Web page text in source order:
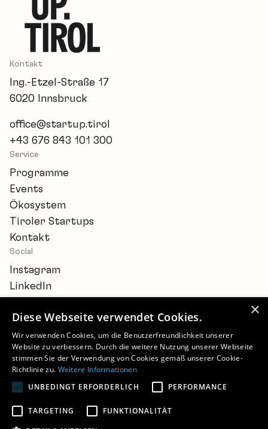
Kontakt
Ing.-Etzel-Straße 17
6020 Innsbruck
office@startup.tirol
+43 676 843 101 300
Service
Programme
Events
Ökosystem
Tiroler Startups
Kontakt
Social
Instagram
LinkedIn
©2026 - STARTUP.TIROL
Newsletter
Barrierefreiheitserklärung
Impressum
×
Diese Webseite verwendet Cookies.
Wir verwenden Cookies, um die Benutzerfreundlichkeit unserer
Website zu verbessern. Durch die weitere Nutzung unserer Webseite
stimmen Sie der Verwendung von Cookies gemäß unserer Cookie-
Richtlinie zu. Weitere Informationen
UNBEDINGT ERFORDERLICH
PERFORMANCE
TARGETING
FUNKTIONALITÄT